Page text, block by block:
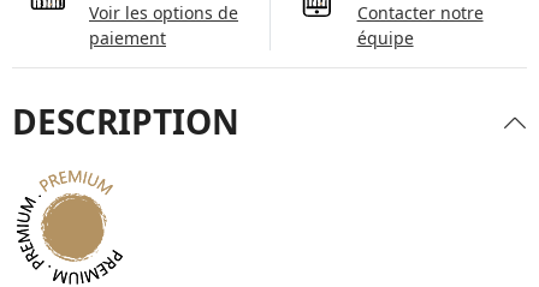
Voir les options de
paiement
Contacter notre
équipe
DESCRIPTION